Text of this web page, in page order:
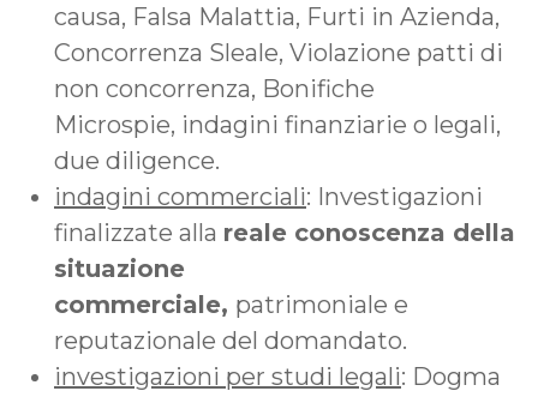
causa, Falsa Malattia, Furti in Azienda,
Concorrenza Sleale, Violazione patti di
non concorrenza, Bonifiche
Microspie, indagini finanziarie o legali,
due diligence.
indagini commerciali: Investigazioni
finalizzate alla reale conoscenza della
situazione
commerciale, patrimoniale e
reputazionale del domandato.
investigazioni per studi legali: Dogma